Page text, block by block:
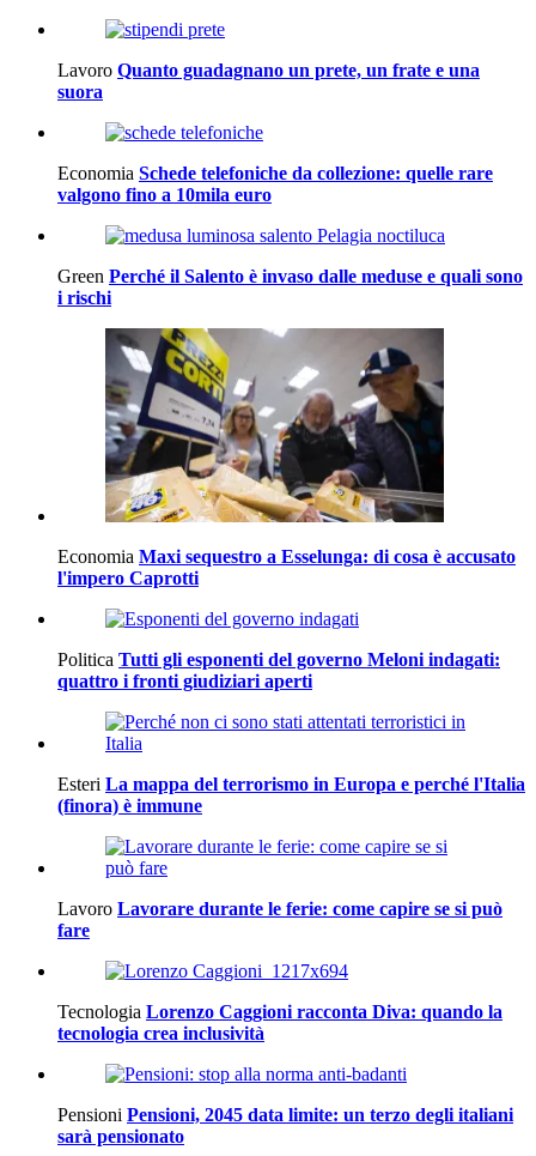
Lavoro Quanto guadagnano un prete, un frate e una
suora
Economia Schede telefoniche da collezione: quelle rare
valgono fino a 10mila euro
Green Perché il Salento è invaso dalle meduse e quali sono
i rischi
Economia Maxi sequestro a Esselunga: di cosa è accusato
l'impero Caprotti
Politica Tutti gli esponenti del governo Meloni indagati:
quattro i fronti giudiziari aperti
Esteri La mappa del terrorismo in Europa e perché l'Italia
(finora) è immune
Lavoro Lavorare durante le ferie: come capire se si può
fare
Tecnologia Lorenzo Caggioni racconta Diva: quando la
tecnologia crea inclusività
Pensioni Pensioni, 2045 data limite: un terzo degli italiani
sarà pensionato